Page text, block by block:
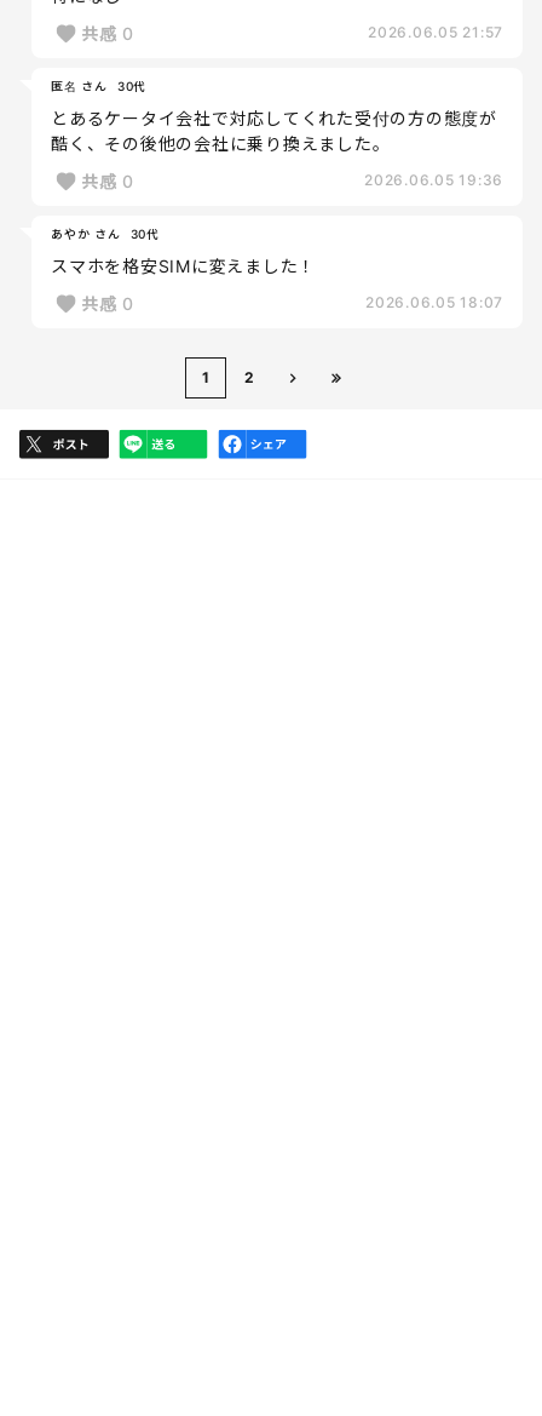
共感 0 2026.06.05 21:57
匿名 さん 30代
とあるケータイ会社で対応してくれた受付の方の態度が
酷く、その後他の会社に乗り換えました。
共感 0 2026.06.05 19:36
あやか さん 30代
スマホを格安SIMに変えました！
共感 0 2026.06.05 18:07
1 2